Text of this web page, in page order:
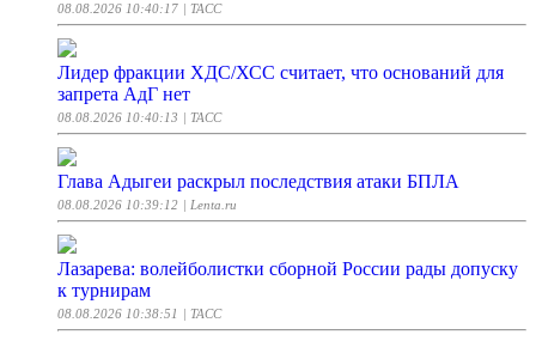
08.08.2026 10:40:17 | ТАСС
Лидер фракции ХДС/ХСС считает, что оснований для
запрета АдГ нет
08.08.2026 10:40:13 | ТАСС
Глава Адыгеи раскрыл последствия атаки БПЛА
08.08.2026 10:39:12 | Lenta.ru
Лазарева: волейболистки сборной России рады допуску
к турнирам
08.08.2026 10:38:51 | ТАСС